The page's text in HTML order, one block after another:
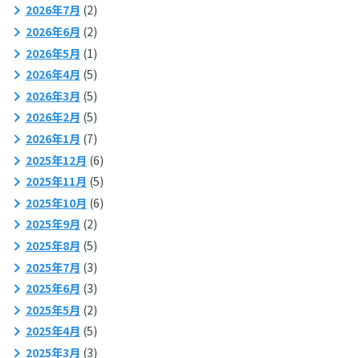
2026年7月 (2)
2026年6月 (2)
2026年5月 (1)
2026年4月 (5)
2026年3月 (5)
2026年2月 (5)
2026年1月 (7)
2025年12月 (6)
2025年11月 (5)
2025年10月 (6)
2025年9月 (2)
2025年8月 (5)
2025年7月 (3)
2025年6月 (3)
2025年5月 (2)
2025年4月 (5)
2025年3月 (3)